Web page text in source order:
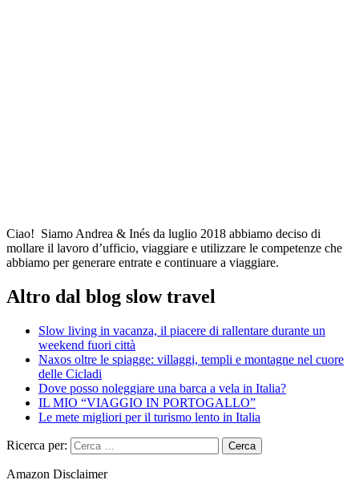
Ciao! Siamo Andrea & Inés da luglio 2018 abbiamo deciso di
mollare il lavoro d’ufficio, viaggiare e utilizzare le competenze che
abbiamo per generare entrate e continuare a viaggiare.
Altro dal blog slow travel
Slow living in vacanza, il piacere di rallentare durante un
weekend fuori città
Naxos oltre le spiagge: villaggi, templi e montagne nel cuore
delle Cicladi
Dove posso noleggiare una barca a vela in Italia?
IL MIO “VIAGGIO IN PORTOGALLO”
Le mete migliori per il turismo lento in Italia
Ricerca per:
Amazon Disclaimer